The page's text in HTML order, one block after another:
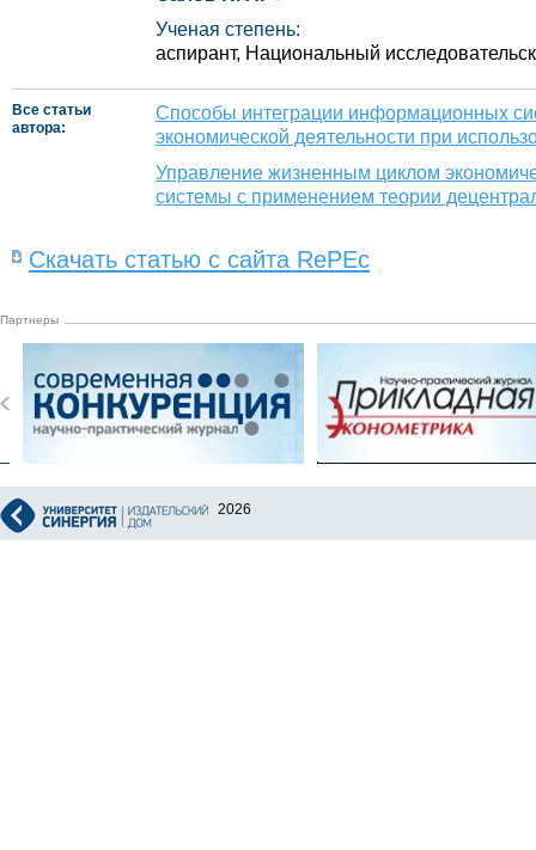
Ученая степень:
аспирант, Национальный
Все статьи
автора:
Способы интеграции информационных
экономической деятельности при
Управление жизненным циклом
системы с применением теории
Скачать статью с сайта RePEc
Партнеры
2026